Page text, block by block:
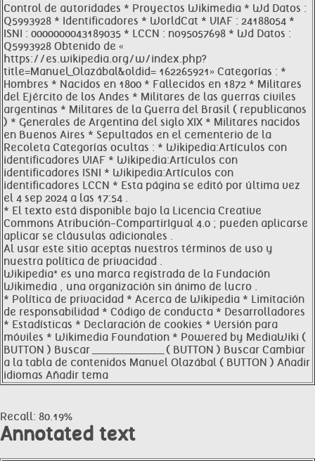
Control de autoridades * Proyectos Wikimedia * Wd Datos :
Q5993928 * Identificadores * WorldCat * VIAF : 24188054 *
ISNI : 0000000043189035 * LCCN : no95057698 * Wd Datos :
Q5993928 Obtenido de «
https://es.wikipedia.org/w/index.php?
title=Manuel_Olazábal&oldid= 162265921» Categorías : *
Hombres * Nacidos en 1800 * Fallecidos en 1872 * Militares
del Ejército de los Andes * Militares de las guerras civiles
argentinas * Militares de la Guerra del Brasil ( republicanos
) * Generales de Argentina del siglo XIX * Militares nacidos
en Buenos Aires * Sepultados en el cementerio de la
Recoleta Categorías ocultas : * Wikipedia:Artículos con
identificadores VIAF * Wikipedia:Artículos con
identificadores ISNI * Wikipedia:Artículos con
identificadores LCCN * Esta página se editó por última vez
el 4 sep 2024 a las 17:54 .
* El texto está disponible bajo la Licencia Creative
Commons Atribución-CompartirIgual 4.0 ; pueden aplicarse
aplicar se cláusulas adicionales .
Al usar este sitio aceptas nuestros términos de uso y
nuestra política de privacidad .
Wikipedia® es una marca registrada de la Fundación
Wikimedia , una organización sin ánimo de lucro .
* Política de privacidad * Acerca de Wikipedia * Limitación
de responsabilidad * Código de conducta * Desarrolladores
* Estadísticas * Declaración de cookies * Versión para
móviles * Wikimedia Foundation * Powered by MediaWiki (
BUTTON ) Buscar ____________________ ( BUTTON ) Buscar Cambiar
a la tabla de contenidos Manuel Olazábal ( BUTTON ) Añadir
idiomas Añadir tema
Recall: 80.19%
Annotated text